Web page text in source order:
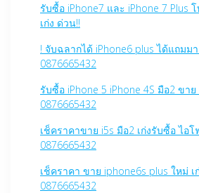
รับซื้อ iPhone7 และ iPhone 7 Plus
เก่ง ด่วน!!
! จับฉลากได้ iPhone6 plus ได้แถมม
0876665432
รับซื้อ iPhone 5 iPhone 4S มือ2 ขาย
0876665432
เช็คราคาขาย i5s มือ2 เก่งรับซื้อ ไอ
0876665432
เช็คราคา ขาย iphone6s plus ใหม่ เ
0876665432